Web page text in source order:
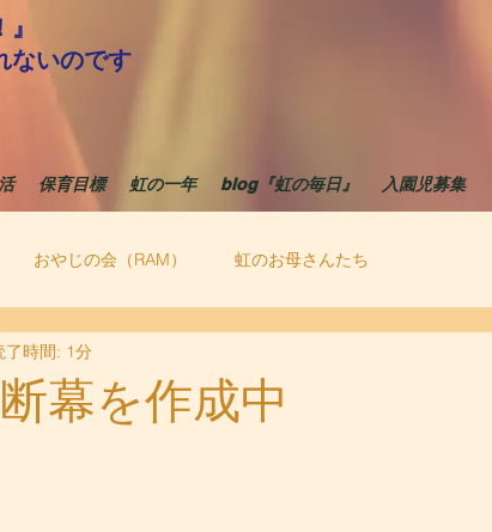
ないのです
保育目標 虹の一年 blog『虹の毎日』 入園児募集
おやじの会（RAM） 虹のお母さんたち
幕を作成中
了時間: 1分